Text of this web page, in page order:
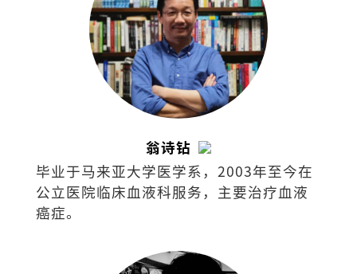
翁诗钻
毕业于马来亚大学医学系，2003年至今在
公立医院临床血液科服务，主要治疗血液
癌症。